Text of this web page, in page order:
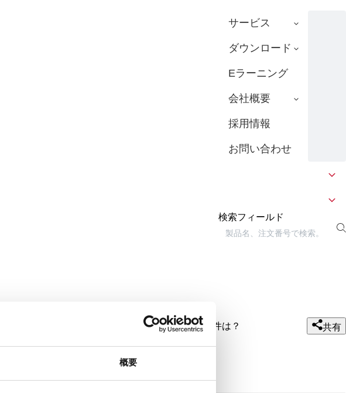
概要
サービス
ダウンロード
Eラーニング
会社概要
採用情報
お問い合わせ
検索フィールド
S-Monovetteの推奨遠心分離条件は？ 共有